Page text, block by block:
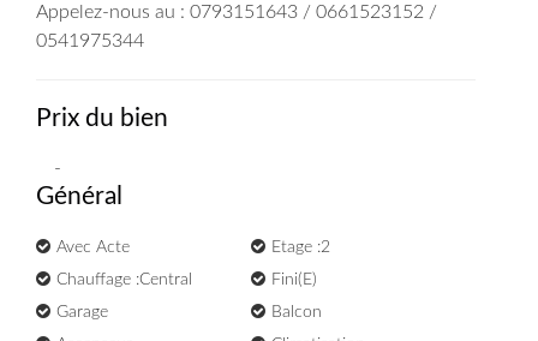
Appelez-nous au : 0793151643 / 0661523152 /
0541975344
Prix du bien
-
Général
Avec Acte
Etage :2
Chauffage :Central
Fini(e)
Garage
Balcon